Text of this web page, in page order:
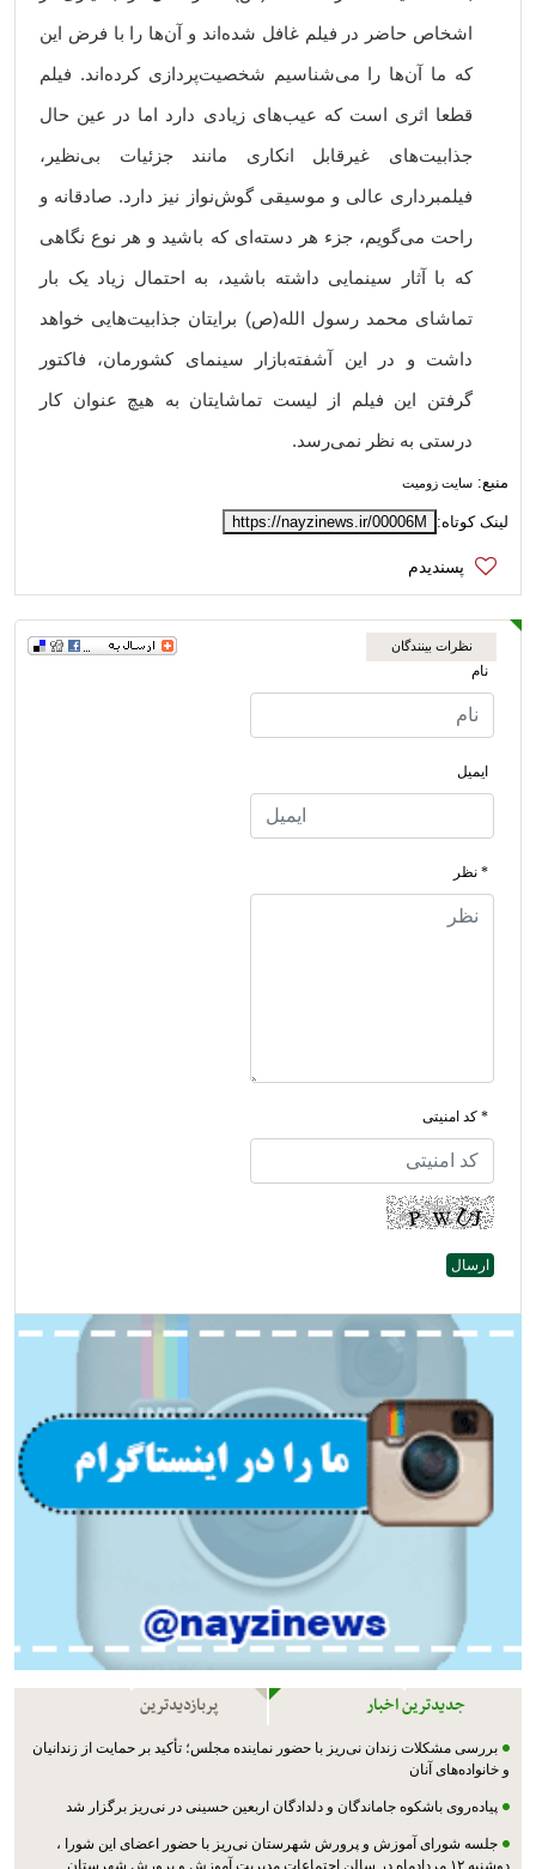
اشخاص حاضر در فیلم غافل شده‌اند و آن‌ها را با فرض این
که ما آن‌ها را می‌شناسیم شخصیت‌پردازی کرده‌اند. فیلم
قطعا اثری است که عیب‌های زیادی دارد اما در عین حال
جذابیت‌های غیرقابل انکاری مانند جزئیات بی‌نظیر،
فیلمبرداری عالی و موسیقی گوش‌نواز نیز دارد. صادقانه و
راحت می‌گویم، جزء هر دسته‌ای که باشید و هر نوع نگاهی
که با آثار سینمایی داشته باشید، به احتمال زیاد یک بار
تماشای محمد رسول الله(ص) برایتان جذابیت‌هایی خواهد
داشت و در این آشفته‌بازار سینمای کشورمان، فاکتور
گرفتن این فیلم از لیست تماشایتان به هیچ عنوان کار
درستی به نظر نمی‌رسد.
منبع: سایت زومیت
لینک کوتاه: https://nayzinews.ir/00006M
نظرات بینندگان
نام
ایمیل
* نظر
* کد امنیتی
جدیدترین اخبار پربازدیدترین
بررسی مشکلات زندان نی‌ریز با حضور نماینده مجلس؛ تأکید بر حمایت از زندانیان
و خانواده‌های آنان
پیاده‌روی باشکوه جاماندگان و دلدادگان اربعین حسینی در نی‌ریز برگزار شد
جلسه شورای آموزش و پرورش شهرستان نی‌ریز با حضور اعضای این شورا ،
دوشنبه ۱۲ مردادماه در سالن اجتماعات مدیریت آموزش و پرورش شهرستان